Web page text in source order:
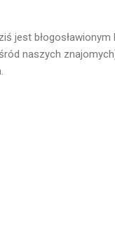
jest błogosławionym
naszych